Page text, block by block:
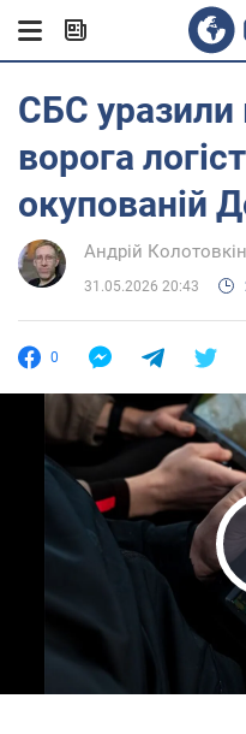
СБС уразили
ворога
окупованій
Андрій Колотовкін
31.05.2026 20:43
0